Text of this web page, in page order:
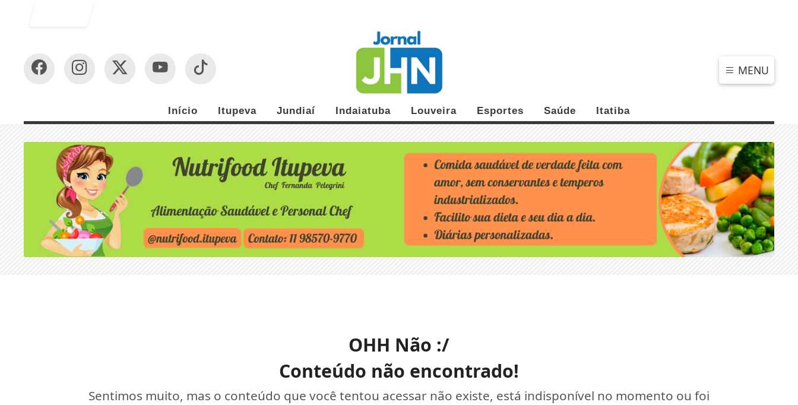
MENU
Início Itupeva Jundiaí Indaiatuba Louveira Esportes Saúde Itatiba
OHH Não :/
Conteúdo não encontrado!
Sentimos muito, mas o conteúdo que você tentou acessar não existe, está indisponível no momento ou foi